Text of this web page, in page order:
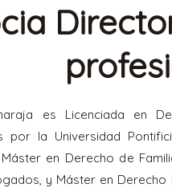
es Licenciada en
por la Universidad
en Derecho de
y Máster en Derecho